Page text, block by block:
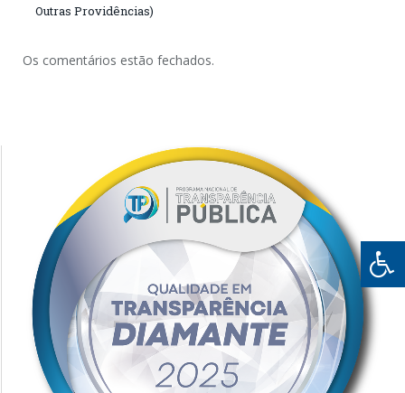
Outras Providências)
Os comentários estão fechados.